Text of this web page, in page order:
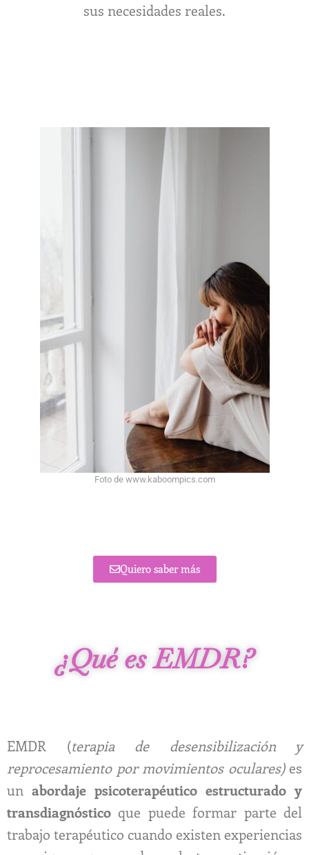
sus necesidades reales.
Foto de www.kaboompics.com
Quiero saber más
¿Qué es EMDR?
EMDR (terapia de desensibilización y
reprocesamiento por movimientos oculares)es
un abordaje psicoterapéutico estructurado y
transdiagnóstico que puede formar parte del
trabajo terapéutico cuando existen experiencias